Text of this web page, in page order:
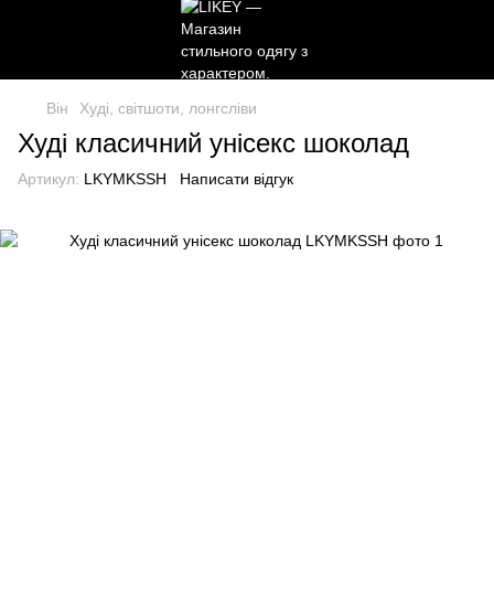
Він Худі, світшоти, лонгсліви
Худі класичний унісекс шоколад
Артикул: LKYMKSSH Написати відгук